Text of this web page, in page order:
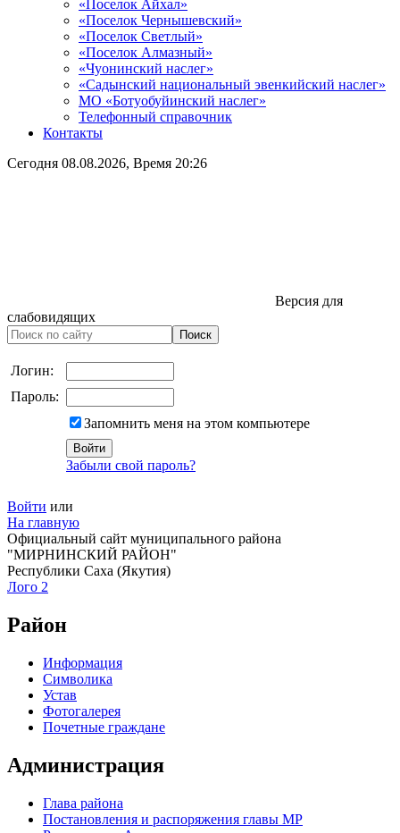
«Поселок Айхал»
«Поселок Чернышевский»
«Поселок Светлый»
«Поселок Алмазный»
«Чуонинский наслег»
«Садынский национальный эвенкийский наслег»
МО «Ботуобуйинский наслег»
Телефонный справочник
Контакты
Сегодня 08.08.2026, Время 20:26
Версия для
слабовидящих
Логин:
Пароль:
Запомнить меня на этом компьютере
Забыли свой пароль?
Войти или
На главную
Официальный сайт муниципального района
"МИРНИНСКИЙ РАЙОН"
Республики Саха (Якутия)
Лого 2
Район
Информация
Символика
Устав
Фотогалерея
Почетные граждане
Администрация
Глава района
Постановления и распоряжения главы МР